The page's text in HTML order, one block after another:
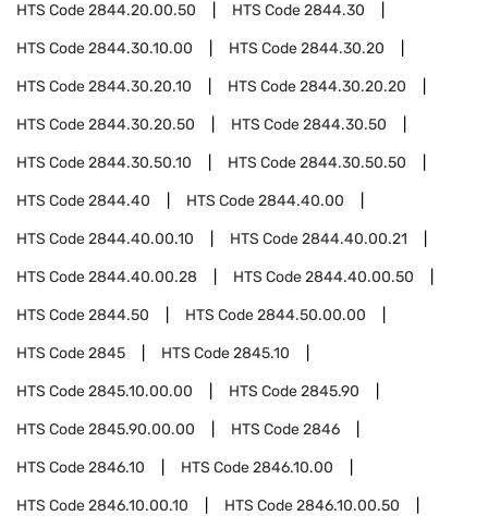
HTS Code2844.20.00.50 HTS Code2844.30
HTS Code2844.30.10.00 HTS Code2844.30.20
HTS Code2844.30.20.10 HTS Code2844.30.20.20
HTS Code2844.30.20.50 HTS Code2844.30.50
HTS Code2844.30.50.10 HTS Code2844.30.50.50
HTS Code2844.40 HTS Code2844.40.00
HTS Code2844.40.00.10 HTS Code2844.40.00.21
HTS Code2844.40.00.28 HTS Code2844.40.00.50
HTS Code2844.50 HTS Code2844.50.00.00
HTS Code2845 HTS Code2845.10
HTS Code2845.10.00.00 HTS Code2845.90
HTS Code2845.90.00.00 HTS Code2846
HTS Code2846.10 HTS Code2846.10.00
HTS Code2846.10.00.10 HTS Code2846.10.00.50